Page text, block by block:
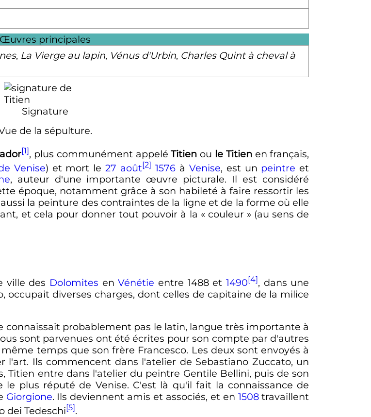
Œuvres principales
, La Vierge au lapin, Vénus d'Urbin, Charles Quint à cheval à
Signature
de la sépulture.
[1], plus communément appeléTitien ou le Titienen français,
Venise) et mort le27 août[2] 1576 à Venise, est un peintre et
, auteur d'une importante œuvre picturale. Il est considéré
époque, notamment grâce à son habileté à faire ressortir les
la peinture des contraintes de la ligne et de la forme où elle
et cela pour donner tout pouvoir à la « couleur » (au sens de
ville des Dolomites enVénétie entre 1488 et 1490[4], dans une
occupait diverses charges, dont celles de capitaine de la milice
connaissait probablement pas le latin, langue très importante à
sont parvenues ont été écrites pour son compte par d'autres
temps que son frère Francesco. Les deux sont envoyés à
l'art. Ils commencent dans l'atelier de Sebastiano Zuccato, un
Titien entre dans l'atelier du peintre Gentile Bellini, puis de son
le plus réputé de Venise. C'est là qu'il fait la connaissance de
Giorgione. Ils deviennent amis et associés, et en 1508travaillent
dei Tedeschi[5].